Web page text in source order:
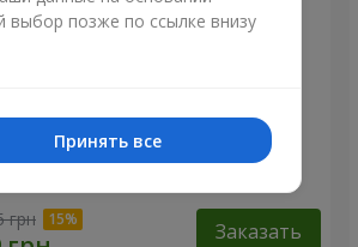
роз
грн Заказать
выбор позже по ссылке внизу
Принять все